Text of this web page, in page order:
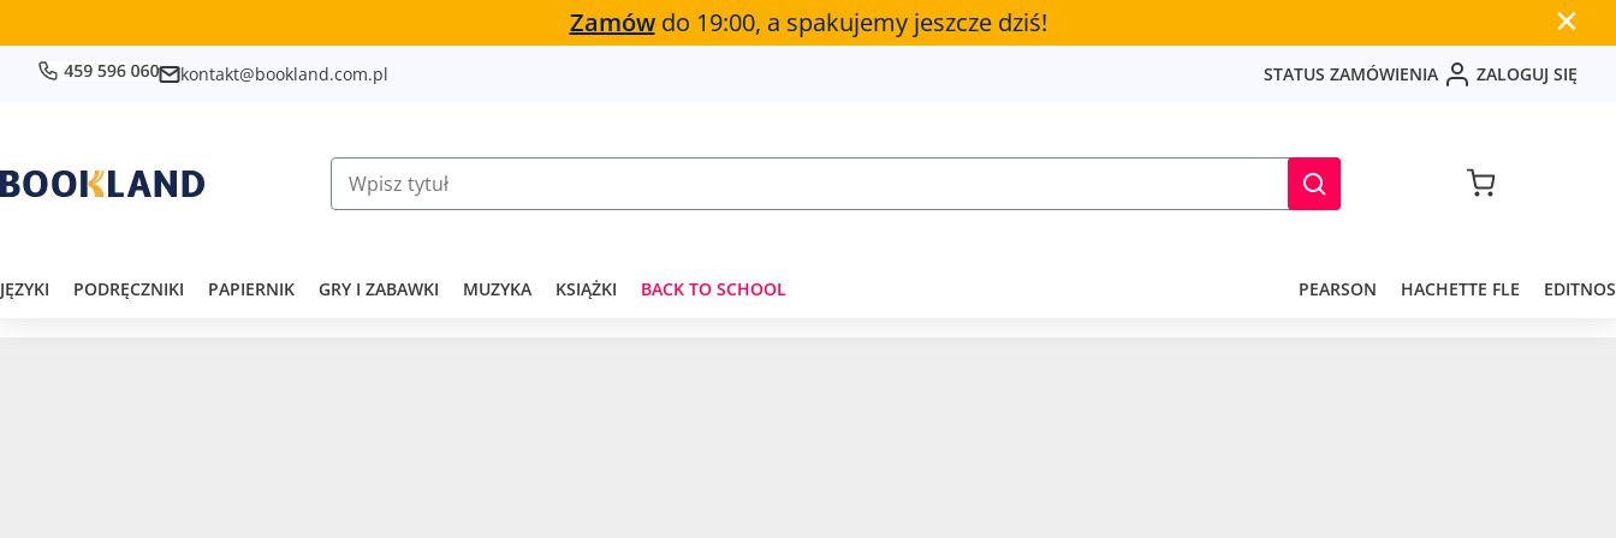
Zamówdo 19:00, a spakujemy jeszcze dziś! ✕
kontakt@bookland.com.pl STATUS ZAMÓWIENIA ZALOGUJ SIĘ
JĘZYKI PODRĘCZNIKI PAPIERNIK GRY I ZABAWKI MUZYKA KSIĄŻKI BACK TO SCHOOL PEARSON HACHETTE FLE EDITNOS